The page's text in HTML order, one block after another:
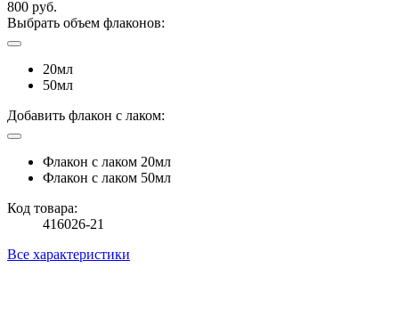
800 руб.
Выбрать объем флаконов:
20мл
50мл
Добавить флакон с лаком:
Флакон с лаком 20мл
Флакон с лаком 50мл
Код товара:
416026-21
Все характеристики